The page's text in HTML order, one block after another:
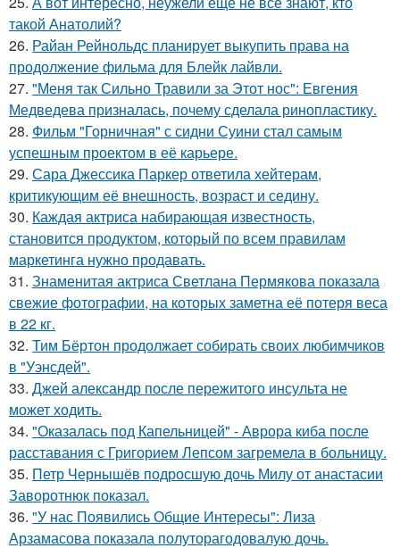
такой Анатолий?
26. Райан Рейнольдс планирует выкупить права на
продолжение фильма для Блейк лайвли.
27. "Меня так Сильно Травили за Этот нос": Евгения
Медведева призналась, почему сделала ринопластику.
28. Фильм "Горничная" с сидни Суини стал самым
успешным проектом в её карьере.
29. Сара Джессика Паркер ответила хейтерам,
критикующим её внешность, возраст и седину.
30. Каждая актриса набирающая известность,
становится продуктом, который по всем правилам
маркетинга нужно продавать.
31. Знаменитая актриса Светлана Пермякова показала
свежие фотографии, на которых заметна её потеря веса
в 22 кг.
32. Тим Бёртон продолжает собирать своих любимчиков
в "Уэнсдей".
33. Джей александр после пережитого инсульта не
может ходить.
34. "Оказалась под Капельницей" - Аврора киба после
расставания с Григорием Лепсом загремела в больницу.
35. Петр Чернышёв подросшую дочь Милу от анастасии
Заворотнюк показал.
36. "У нас Появились Общие Интересы": Лиза
Арзамасова показала полуторагодовалую дочь.